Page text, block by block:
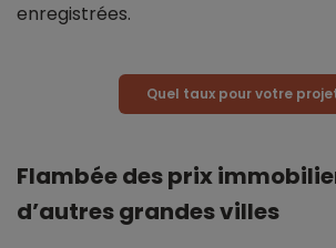
enregistrées.
Quel taux pour votre
Flambée des prix
d’autres grandes villes